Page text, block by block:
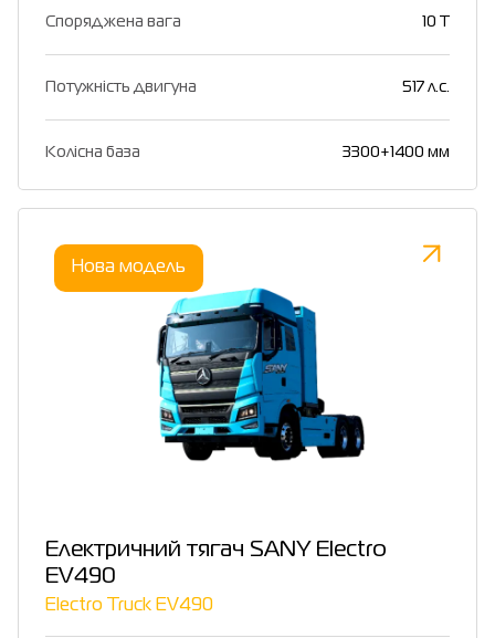
Споряджена вага 10 T
Потужність двигуна 517 л.с.
Колісна база 3300+1400 мм
Нова модель
Електричний тягач SANY Electro
EV490
Electro Truck EV490